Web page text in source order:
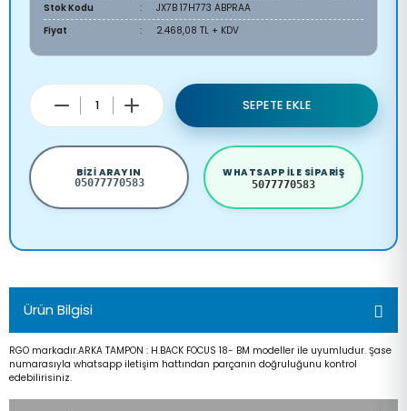
Stok Kodu
JX7B 17H773 ABPRAA
Fiyat
2.468,08 TL + KDV
SEPETE EKLE
BIZI ARAYIN
05077770583
WHATSAPP ILE SIPARIŞ
5077770583
Ürün Bilgisi
RGO markadır.ARKA TAMPON : H.BACK FOCUS 18- BM modeller ile uyumludur. Şase
numarasıyla whatsapp iletişim hattından parçanın doğruluğunu kontrol
edebilirisiniz.